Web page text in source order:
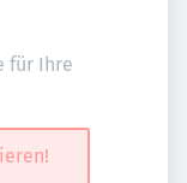
für Ihre